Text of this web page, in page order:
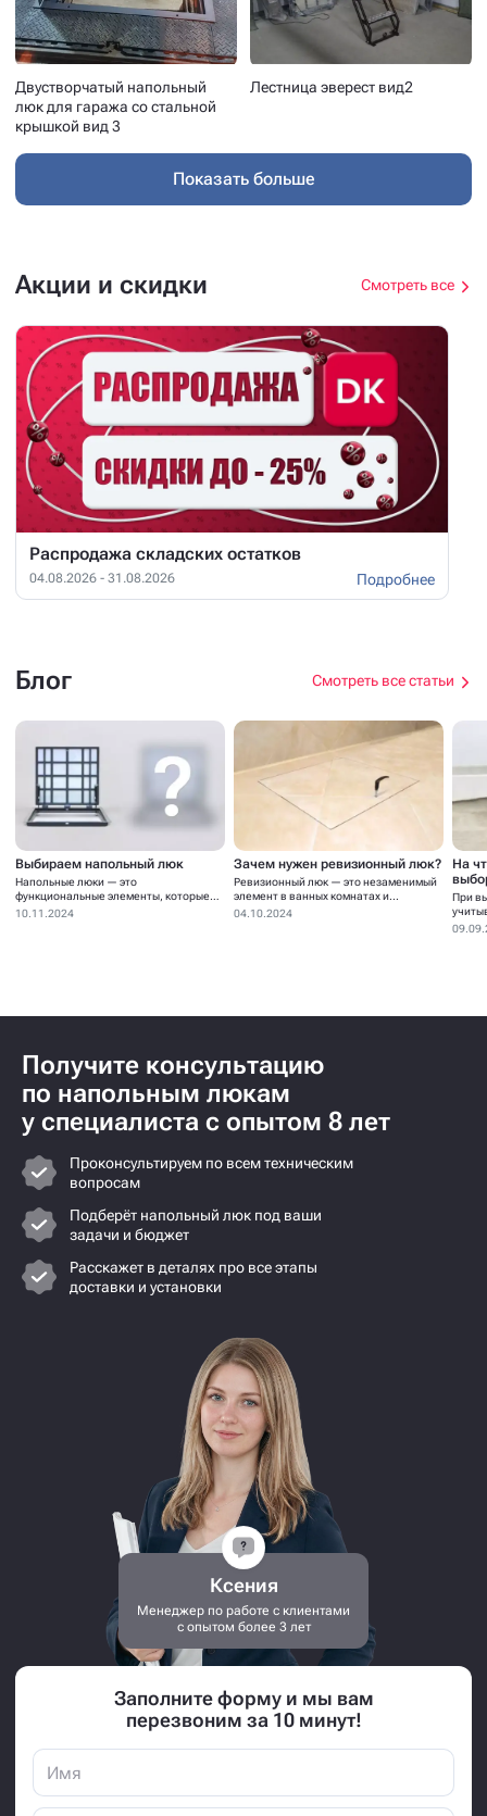
Двустворчатый напольный
люк для гаража со стальной
крышкой вид 3
Лестница эверест вид2
Показать больше
Акции и скидки Смотреть все
Распродажа складских остатков
04.08.2026 - 31.08.2026 Подробнее
Блог Смотреть все статьи
Выбираем напольный люк
Напольные люки — это
функциональные элементы, которые
устанавливаются для...
10.11.2024
Зачем нужен ревизионный люк?
Ревизионный люк — это незаменимый
элемент в ванных комнатах и...
04.10.2024
На
При
Получите консультацию
по напольным люкам
у специалиста с опытом 8 лет
Проконсультируем по всем техническим
вопросам
Подберёт напольный люк под ваши
задачи и бюджет
Расскажет в деталях про все этапы
доставки и установки
Ксения
Менеджер по работе с клиентами
с опытом более 3 лет
Заполните форму и мы вам
перезвоним за 10 минут!